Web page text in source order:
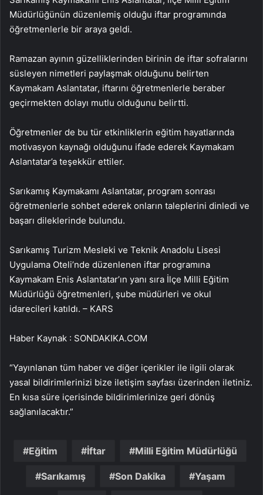
Müdürlüğünün düzenlemiş olduğu iftar programında
öğretmenlerle bir araya geldi.
Ramazan ayının güzelliklerinden birinin de iftar sofralarını
süsleyen nimetleri paylaşmak olduğunu belirten
Kaymakam Aslantatar, iftarını öğretmenlerle beraber
geçirmekten dolayı mutlu olduğunu belirtti.
Öğretmenler de bu tür etkinliklerin eğitim hayatlarında
motivasyon kaynağı olduğunu ifade ederek Kaymakam
Aslantatar’a teşekkür ettiler.
Sarıkamış Kaymakamı Aslantatar, program sonrası
öğretmenlerle sohbet ederek onların taleplerini dinledi ve
başarı dileklerinde bulundu.
Sarıkamış Turizm Mesleki ve Teknik Anadolu Lisesi
Uygulama Oteli’nde düzenlenen iftar programına
Kaymakam Enis Aslantatar’ın yanı sıra İlçe Milli Eğitim
Müdürlüğü öğretmenleri, şube müdürleri ve okul
idarecileri katıldı. – KARS
Haber Kaynak : SONDAKIKA.COM
“Yayınlanan tüm haber ve diğer içerikler ile ilgili olarak
yasal bildirimlerinizi bize iletişim sayfası üzerinden iletiniz.
En kısa süre içerisinde bildirimlerinize geri dönüş
sağlanılacaktır.”
Eğitim İftar Milli Eğitim Müdürlüğü
Sarıkamış Son Dakika Yaşam